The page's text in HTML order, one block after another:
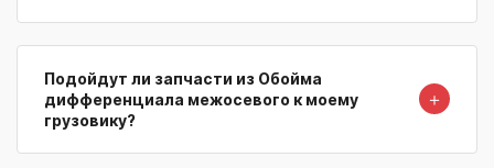
Подойдут ли запчасти из Обойма
дифференциала межосевого к моему
грузовику?
＋